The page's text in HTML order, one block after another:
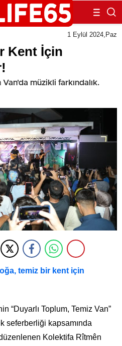
1 Eylül 2024,Paz
Kent İçin
müzikli farkındalık.
temiz bir kent için
“Duyarlı Toplum, Temiz Van”
seferberliği kapsamında
Kolektifa Rîtmên